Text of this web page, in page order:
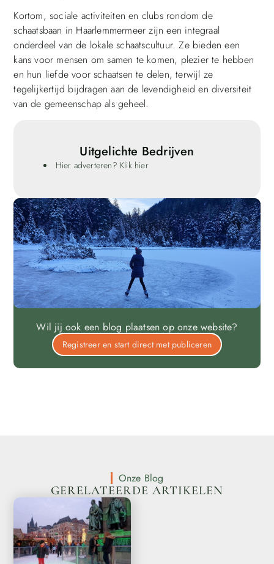
Kortom, sociale activiteiten en clubs rondom de
schaatsbaan in Haarlemmermeer zijn een integraal
onderdeel van de lokale schaatscultuur. Ze bieden een
kans voor mensen om samen te komen, plezier te hebben
en hun liefde voor schaatsen te delen, terwijl ze
tegelijkertijd bijdragen aan de levendigheid en diversiteit
van de gemeenschap als geheel.
Uitgelichte Bedrijven
Hier adverteren? Klik hier
Wil jij ook een blog plaatsen op onze website?
Registreer en start direct met publiceren
Onze Blog
GERELATEERDE ARTIKELEN